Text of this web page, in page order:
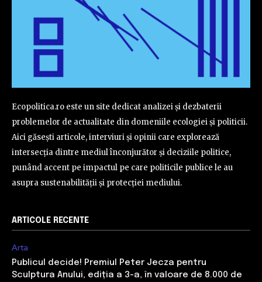
Ecopolitica.ro este un site dedicat analizei și dezbaterii
problemelor de actualitate din domeniile ecologiei și politicii.
Aici găsești articole, interviuri și opinii care explorează
intersecția dintre mediul înconjurător și deciziile politice,
punând accent pe impactul pe care politicile publice le au
asupra sustenabilității și protecției mediului.
ARTICOLE RECENTE
Arta
Publicul decide! Premiul Peter Jecza pentru
Sculptura Anului, ediția a 3-a, în valoare de 8.000 de